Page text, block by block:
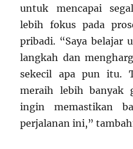
untuk mencapai
lebih fokus pada
pribadi. “Saya belajar
langkah dan
sekecil apa pun itu.
meraih lebih banyak
ingin memastikan
perjalanan ini,”